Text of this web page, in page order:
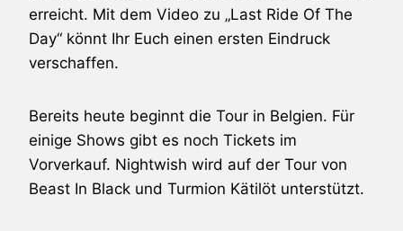
erreicht. Mit dem Video zu „Last Ride Of The
Day“ könnt Ihr Euch einen ersten Eindruck
verschaffen.
Bereits heute beginnt die Tour in Belgien. Für
einige Shows gibt es noch Tickets im
Vorverkauf. Nightwish wird auf der Tour von
Beast In Black und Turmion Kätilöt unterstützt.